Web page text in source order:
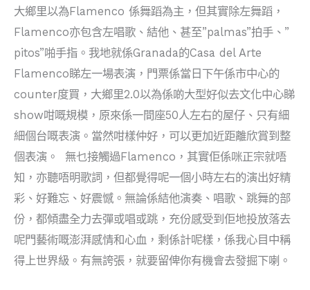
大鄉里以為Flamenco 係舞蹈為主，但其實除左舞蹈，
Flamenco亦包含左唱歌、結他、甚至”palmas”拍手、”
pitos”啪手指。我地就係Granada的Casa del Arte
Flamenco睇左一場表演，門票係當日下午係市中心的
counter度買，大鄉里2.0以為係啲大型好似去文化中心睇
show咁嘅規模，原來係一間座50人左右的屋仔、只有細
細個台嘅表演。當然咁樣仲好，可以更加近距離欣賞到整
個表演。 無乜接觸過Flamenco，其實佢係咪正宗就唔
知，亦聽唔明歌詞，但都覺得呢一個小時左右的演出好精
彩、好難忘、好震憾。無論係結他演奏、唱歌、跳舞的部
份，都傾盡全力去彈或唱或跳，充份感受到佢地投放落去
呢門藝術嘅澎湃感情和心血，剩係計呢樣，係我心目中稱
得上世界級。有無誇張，就要留俾你有機會去發掘下喇。